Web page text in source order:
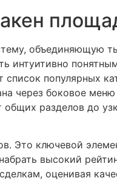
объединяющую
интуитивно
популярных
через боковое
общих разделов до
Это ключевой
высокий
оценивая